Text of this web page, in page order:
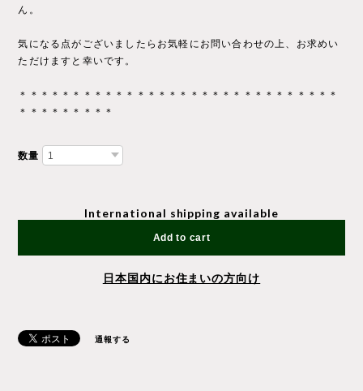
ん。
気になる点がございましたらお気軽にお問い合わせの上、お求めい
ただけますと幸いです。
＊＊＊＊＊＊＊＊＊＊＊＊＊＊＊＊＊＊＊＊＊＊＊＊＊＊＊＊＊＊
＊＊＊＊＊＊＊＊＊
数量
International shipping available
Add to cart
日本国内にお住まいの方向け
通報する